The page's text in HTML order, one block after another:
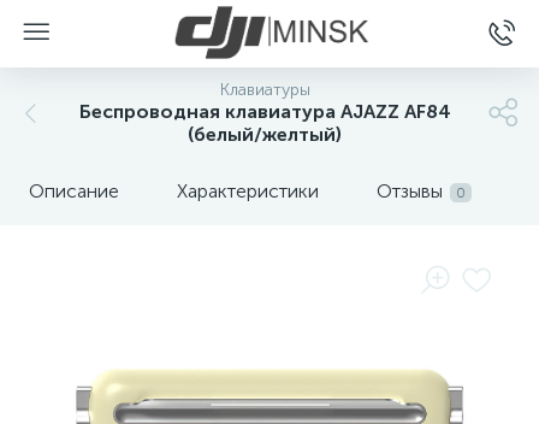
Клавиатуры
Беспроводная клавиатура AJAZZ AF84
(белый/желтый)
Описание Характеристики Отзывы 0